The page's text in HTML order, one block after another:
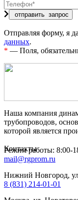
Отправляя форму, я
данных.
* — Поля,
Наша компания
трубопроводов,
которой является
Контакты
Режим работы: 8:00-
mail@rgprom.ru
Нижний Новгород,
8 (831) 214-01-01